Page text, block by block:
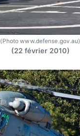
(Photo www.defense.gov.au)
(22 février 2010)